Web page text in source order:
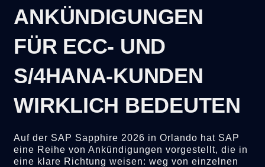
ANKÜNDIGUNGEN
FÜR ECC- UND
S/4HANA-KUNDEN
WIRKLICH BEDEUTEN
Auf der SAP Sapphire 2026 in Orlando hat SAP
eine Reihe von Ankündigungen vorgestellt, die in
eine klare Richtung weisen: weg von einzelnen